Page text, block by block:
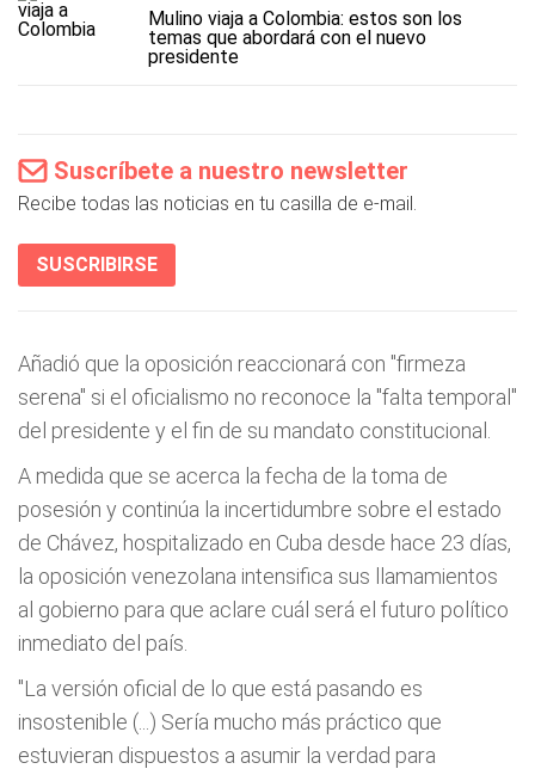
Mulino viaja a Colombia: estos son los
temas que abordará con el nuevo
presidente
Suscríbete a nuestro newsletter
Recibe todas las noticias en tu casilla de e-mail.
SUSCRIBIRSE
Añadió que la oposición reaccionará con "firmeza
serena" si el oficialismo no reconoce la "falta temporal"
del presidente y el fin de su mandato constitucional.
A medida que se acerca la fecha de la toma de
posesión y continúa la incertidumbre sobre el estado
de Chávez, hospitalizado en Cuba desde hace 23 días,
la oposición venezolana intensifica sus llamamientos
al gobierno para que aclare cuál será el futuro político
inmediato del país.
"La versión oficial de lo que está pasando es
insostenible (...) Sería mucho más práctico que
estuvieran dispuestos a asumir la verdad para